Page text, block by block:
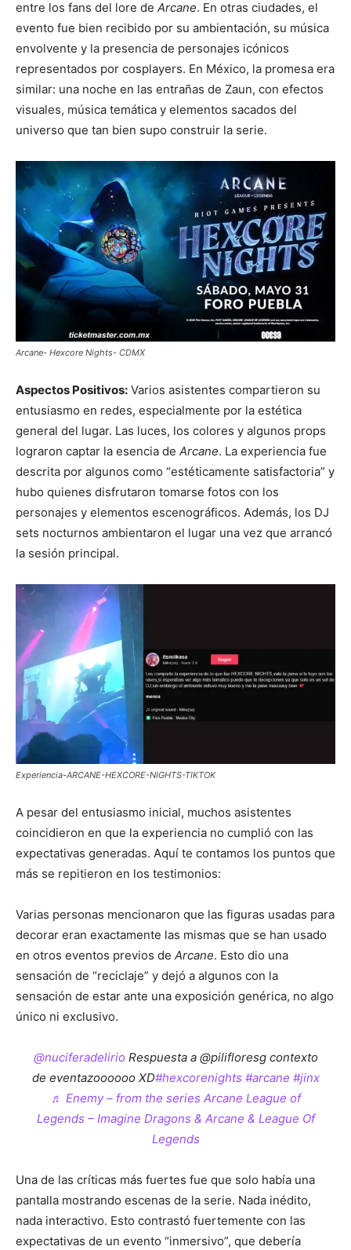
entre los fans del lore de Arcane. En otras ciudades, el
evento fue bien recibido por su ambientación, su música
envolvente y la presencia de personajes icónicos
representados por cosplayers. En México, la promesa era
similar: una noche en las entrañas de Zaun, con efectos
visuales, música temática y elementos sacados del
universo que tan bien supo construir la serie.
Arcane- Hexcore Nights- CDMX
Aspectos Positivos: Varios asistentes compartieron su
entusiasmo en redes, especialmente por la estética
general del lugar. Las luces, los colores y algunos props
lograron captar la esencia de Arcane. La experiencia fue
descrita por algunos como “estéticamente satisfactoria” y
hubo quienes disfrutaron tomarse fotos con los
personajes y elementos escenográficos. Además, los DJ
sets nocturnos ambientaron el lugar una vez que arrancó
la sesión principal.
Experiencia-ARCANE-HEXCORE-NIGHTS-TIKTOK
A pesar del entusiasmo inicial, muchos asistentes
coincidieron en que la experiencia no cumplió con las
expectativas generadas. Aquí te contamos los puntos que
más se repitieron en los testimonios:
Varias personas mencionaron que las figuras usadas para
decorar eran exactamente las mismas que se han usado
en otros eventos previos de Arcane. Esto dio una
sensación de “reciclaje” y dejó a algunos con la
sensación de estar ante una exposición genérica, no algo
único ni exclusivo.
@nuciferadelirioRespuesta a @pilifloresg contexto
de eventazoooooo XD#hexcorenights #arcane #jinx
♬ Enemy – from the series Arcane League of
Legends – Imagine Dragons & Arcane & League Of
Legends
Una de las críticas más fuertes fue que solo había una
pantalla mostrando escenas de la serie. Nada inédito,
nada interactivo. Esto contrastó fuertemente con las
expectativas de un evento “inmersivo”, que debería